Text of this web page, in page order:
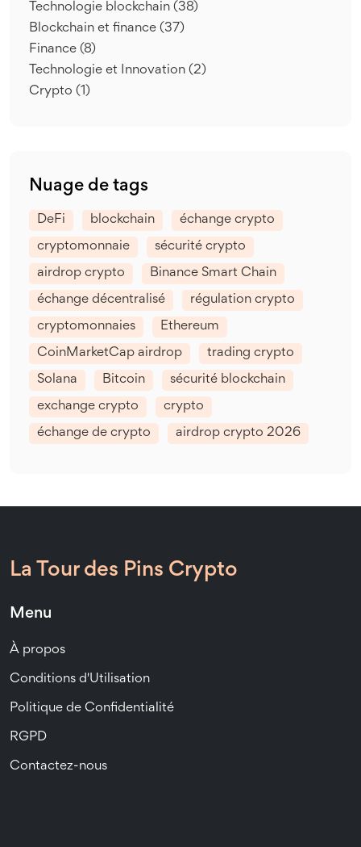
Technologie blockchain (38)
Blockchain et finance (37)
Finance (8)
Technologie et Innovation (2)
Crypto (1)
Nuage de tags
DeFi blockchain échange crypto
cryptomonnaie sécurité crypto
airdrop crypto Binance Smart Chain
échange décentralisé régulation crypto
cryptomonnaies Ethereum
CoinMarketCap airdrop trading crypto
Solana Bitcoin sécurité blockchain
exchange crypto crypto
échange de crypto airdrop crypto 2026
La Tour des Pins Crypto
Menu
À propos
Conditions d'Utilisation
Politique de Confidentialité
RGPD
Contactez-nous